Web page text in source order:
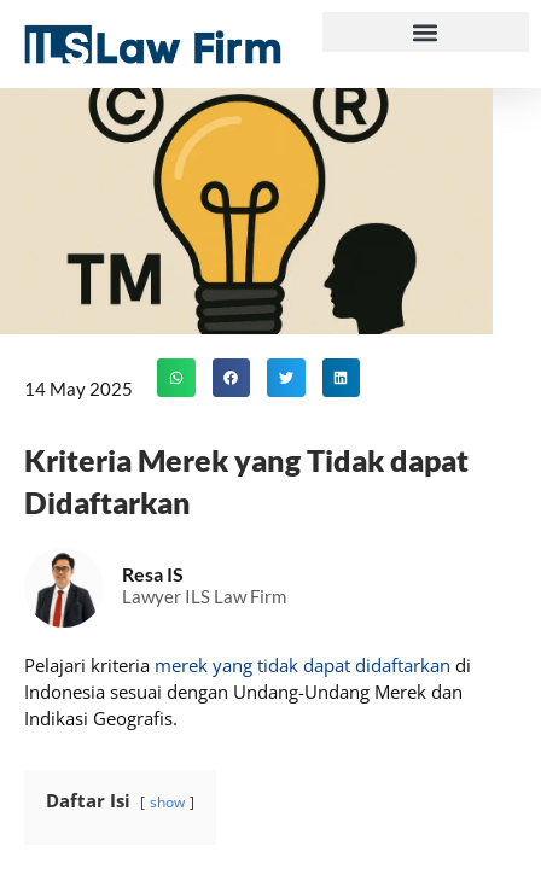
content
14 May 2025
Kriteria Merek yang Tidak dapat
Didaftarkan
Resa IS
Lawyer ILS Law Firm
Pelajari kriteria merek yang tidak dapat didaftarkan di
Indonesia sesuai dengan Undang-Undang Merek dan
Indikasi Geografis.
Daftar Isi show